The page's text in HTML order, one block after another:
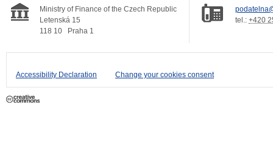
Ministry of Finance of the Czech Republic
Letenská 15
118 10
Praha 1
tel.: +420
Accessibility Declaration Change your cookies consent